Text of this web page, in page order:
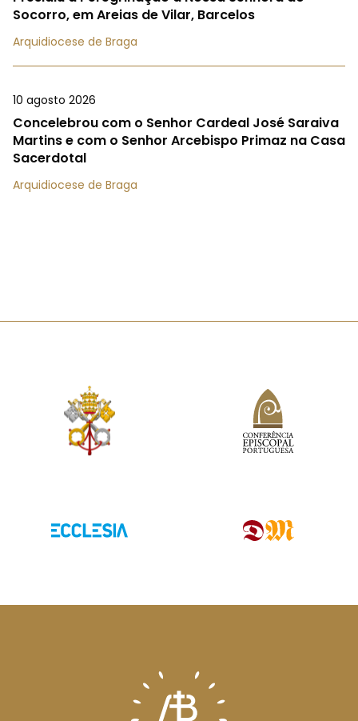
Socorro, em Areias de Vilar, Barcelos
Arquidiocese de Braga
10 agosto 2026
Concelebrou com o Senhor Cardeal José Saraiva
Martins e com o Senhor Arcebispo Primaz na Casa
Sacerdotal
Arquidiocese de Braga